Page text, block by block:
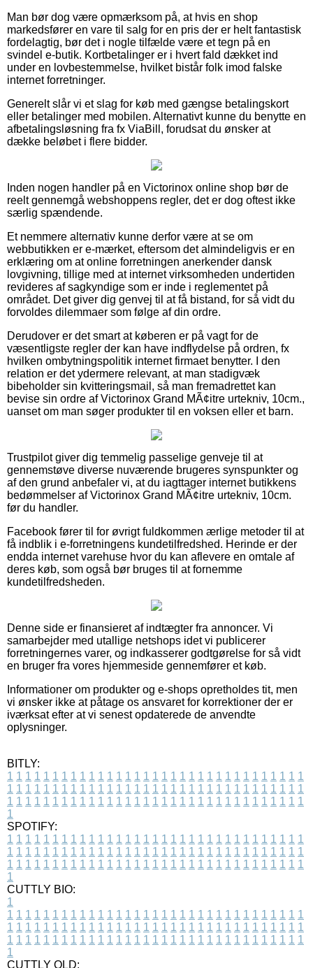
Man bør dog være opmærksom på, at hvis en shop
markedsfører en vare til salg for en pris der er helt fantastisk
fordelagtig, bør det i nogle tilfælde være et tegn på en
svindel e-butik. Kortbetalinger er i hvert fald dækket ind
under en lovbestemmelse, hvilket bistår folk imod falske
internet forretninger.
Generelt slår vi et slag for køb med gængse betalingskort
eller betalinger med mobilen. Alternativt kunne du benytte en
afbetalingsløsning fra fx ViaBill, forudsat du ønsker at
dække beløbet i flere bidder.
Inden nogen handler på en Victorinox online shop bør de
reelt gennemgå webshoppens regler, det er dog oftest ikke
særlig spændende.
Et nemmere alternativ kunne derfor være at se om
webbutikken er e-mærket, eftersom det almindeligvis er en
erklæring om at online forretningen anerkender dansk
lovgivning, tillige med at internet virksomheden undertiden
revideres af sagkyndige som er inde i reglementet på
området. Det giver dig genvej til at få bistand, for så vidt du
forvoldes dilemmaer som følge af din ordre.
Derudover er det smart at køberen er på vagt for de
væsentligste regler der kan have indflydelse på ordren, fx
hvilken ombytningspolitik internet firmaet benytter. I den
relation er det ydermere relevant, at man stadigvæk
bibeholder sin kvitteringsmail, så man fremadrettet kan
bevise sin ordre af Victorinox Grand MÃ¢itre urtekniv, 10cm.,
uanset om man søger produkter til en voksen eller et barn.
Trustpilot giver dig temmelig passelige genveje til at
gennemstøve diverse nuværende brugeres synspunkter og
af den grund anbefaler vi, at du iagttager internet butikkens
bedømmelser af Victorinox Grand MÃ¢itre urtekniv, 10cm.
før du handler.
Facebook fører til for øvrigt fuldkommen ærlige metoder til at
få indblik i e-forretningens kundetilfredshed. Herinde er der
endda internet varehuse hvor du kan aflevere en omtale af
deres køb, som også bør bruges til at fornemme
kundetilfredsheden.
Denne side er finansieret af indtægter fra annoncer. Vi
samarbejder med utallige netshops idet vi publicerer
forretningernes varer, og indkasserer godtgørelse for så vidt
en bruger fra vores hjemmeside gennemfører et køb.
Informationer om produkter og e-shops opretholdes tit, men
vi ønsker ikke at påtage os ansvaret for korrektioner der er
iværksat efter at vi senest opdaterede de anvendte
oplysninger.
BITLY:
1 1 1 1 1 1 1 1 1 1 1 1 1 1 1 1 1 1 1 1 1 1 1 1 1 1 1 1 1 1 1 1 1
1 1 1 1 1 1 1 1 1 1 1 1 1 1 1 1 1 1 1 1 1 1 1 1 1 1 1 1 1 1 1 1 1
1 1 1 1 1 1 1 1 1 1 1 1 1 1 1 1 1 1 1 1 1 1 1 1 1 1 1 1 1 1 1 1 1
1
SPOTIFY:
1 1 1 1 1 1 1 1 1 1 1 1 1 1 1 1 1 1 1 1 1 1 1 1 1 1 1 1 1 1 1 1 1
1 1 1 1 1 1 1 1 1 1 1 1 1 1 1 1 1 1 1 1 1 1 1 1 1 1 1 1 1 1 1 1 1
1 1 1 1 1 1 1 1 1 1 1 1 1 1 1 1 1 1 1 1 1 1 1 1 1 1 1 1 1 1 1 1 1
1
CUTTLY BIO:
1
1 1 1 1 1 1 1 1 1 1 1 1 1 1 1 1 1 1 1 1 1 1 1 1 1 1 1 1 1 1 1 1 1
1 1 1 1 1 1 1 1 1 1 1 1 1 1 1 1 1 1 1 1 1 1 1 1 1 1 1 1 1 1 1 1 1
1 1 1 1 1 1 1 1 1 1 1 1 1 1 1 1 1 1 1 1 1 1 1 1 1 1 1 1 1 1 1 1 1
1
CUTTLY OLD: